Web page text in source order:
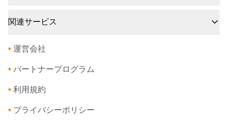
関連サービス
• 運営会社
• パートナープログラム
• 利用規約
• プライバシーポリシー